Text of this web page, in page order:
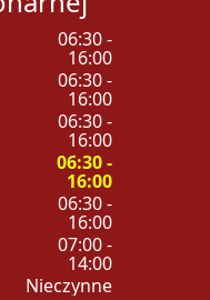
06:30 -
16:00
06:30 -
16:00
06:30 -
16:00
06:30 -
16:00
06:30 -
16:00
07:00 -
14:00
Nieczynne